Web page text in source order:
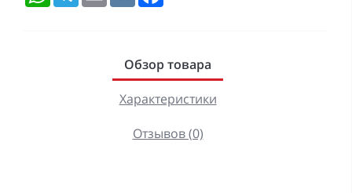
Обзор товара
Характеристики
Отзывов (0)